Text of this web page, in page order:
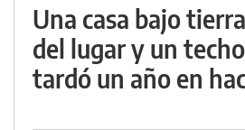
Una casa bajo
del lugar y un
tardó un año en